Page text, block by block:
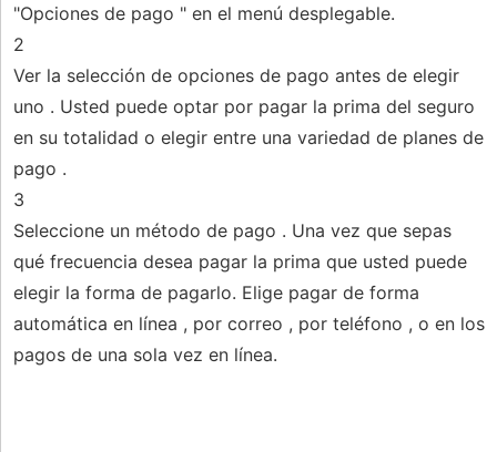
"Opciones de pago " en el menú desplegable.
2
Ver la selección de opciones de pago antes de elegir
uno . Usted puede optar por pagar la prima del seguro
en su totalidad o elegir entre una variedad de planes de
pago .
3
Seleccione un método de pago . Una vez que sepas
qué frecuencia desea pagar la prima que usted puede
elegir la forma de pagarlo. Elige pagar de forma
automática en línea , por correo , por teléfono , o en los
pagos de una sola vez en línea.